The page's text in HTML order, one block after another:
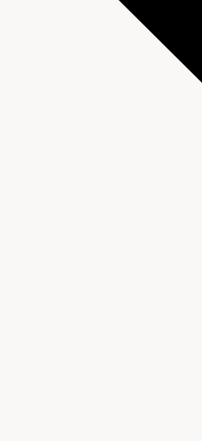
Archieven en Literatuur